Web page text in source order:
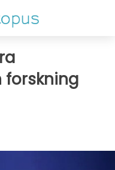
forskning